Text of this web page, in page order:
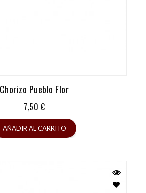
Chorizo Pueblo Flor
Precio
7,50 €
AÑADIR AL CARRITO